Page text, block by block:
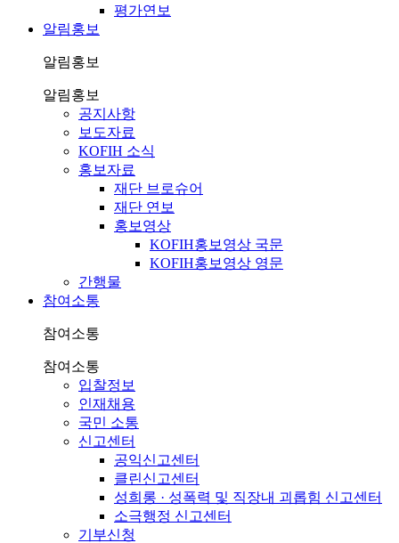
평가연보
알림홍보
알림홍보
알림홍보
공지사항
보도자료
KOFIH 소식
홍보자료
재단 브로슈어
재단 연보
홍보영상
KOFIH홍보영상 국문
KOFIH홍보영상 영문
간행물
참여소통
참여소통
참여소통
입찰정보
인재채용
국민 소통
신고센터
공익신고센터
클린신고센터
성희롱 · 성폭력 및 직장내 괴롭힘 신고센터
소극행정 신고센터
기부신청